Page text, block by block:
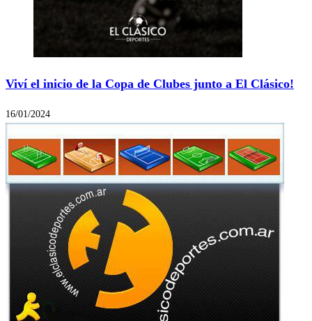
Viví el inicio de la Copa de Clubes junto a El Clásico!
16/01/2024